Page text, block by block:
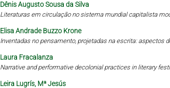
Dênis Augusto Sousa da Silva
Literaturas em circulação no sistema mundial capitalista
Elisa Andrade Buzzo Krone
Inventadas no pensamento, projetadas na escrita:
Laura Fracalanza
Narrative and performative decolonial practices in literary
Leira Lugrís, Mª Jesús